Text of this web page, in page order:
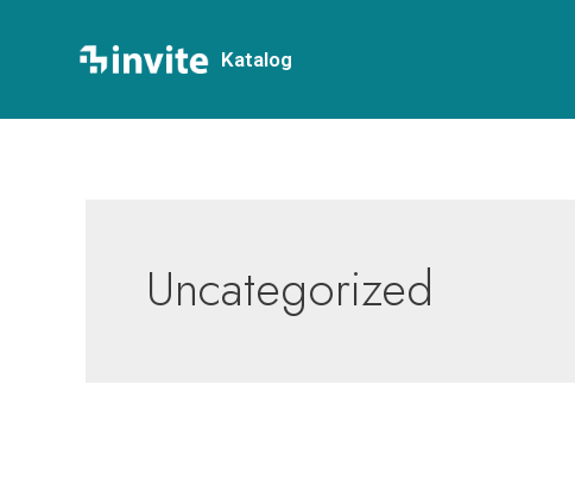
Katalog
Uncategorized
pagination